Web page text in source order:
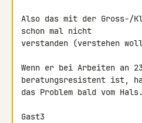
Also das mit der Gross-/
schon mal nicht
verstanden (verstehen
Wenn er bei Arbeiten an
beratungsresistent ist,
das Problem bald vom
Gast3